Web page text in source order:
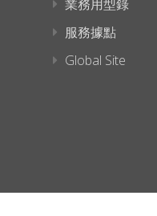
業務用型錄
服務據點
Global Site